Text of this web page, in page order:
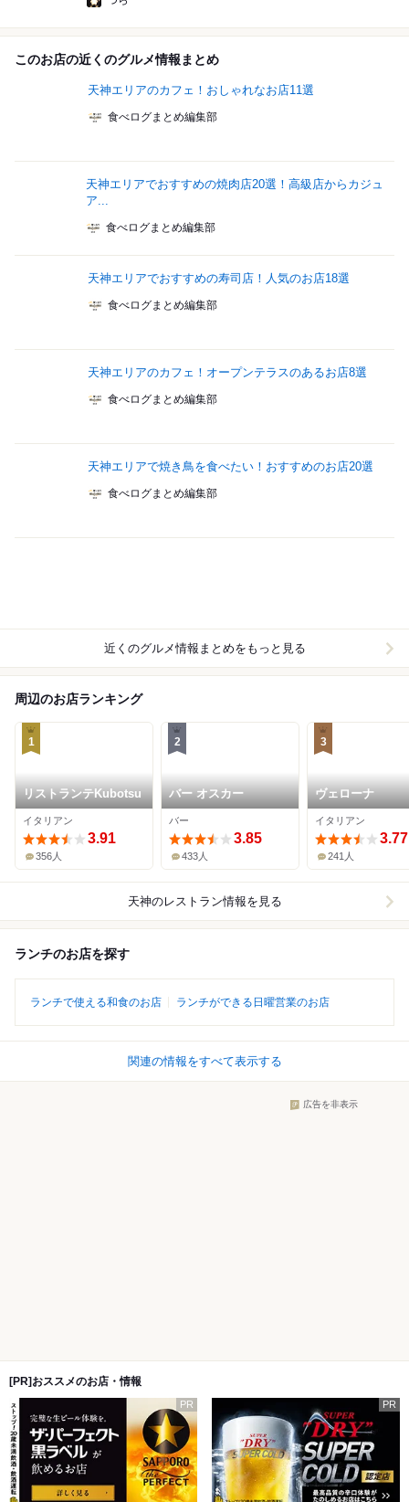
このお店の近くのグルメ情報まとめ
天神エリアのカフェ！おしゃれなお店11選
食べログまとめ編集部
天神エリアでおすすめの焼肉店20選！高級店からカジュ
ア...
食べログまとめ編集部
天神エリアでおすすめの寿司店！人気のお店18選
食べログまとめ編集部
天神エリアのカフェ！オープンテラスのあるお店8選
食べログまとめ編集部
天神エリアで焼き鳥を食べたい！おすすめのお店20選
食べログまとめ編集部
近くのグルメ情報まとめをもっと見る
周辺のお店ランキング
1
リストランテKubotsu
イタリアン
3.91
356人
2
バー オスカー
バー
3.85
433人
3
ヴェローナ
イタリアン
3.77
241人
天神のレストラン情報を見る
ランチのお店を探す
ランチで使える和食のお店 ランチができる日曜営業のお店
関連の情報をすべて表示する
広告を非表示
[PR]おススメのお店・情報
PR PR